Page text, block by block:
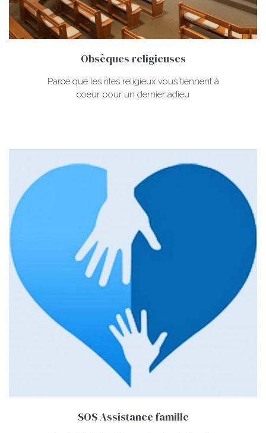
Obsèques religieuses
Parce que les rites religieux vous tiennent à
coeur pour un dernier adieu
SOS Assistance famille